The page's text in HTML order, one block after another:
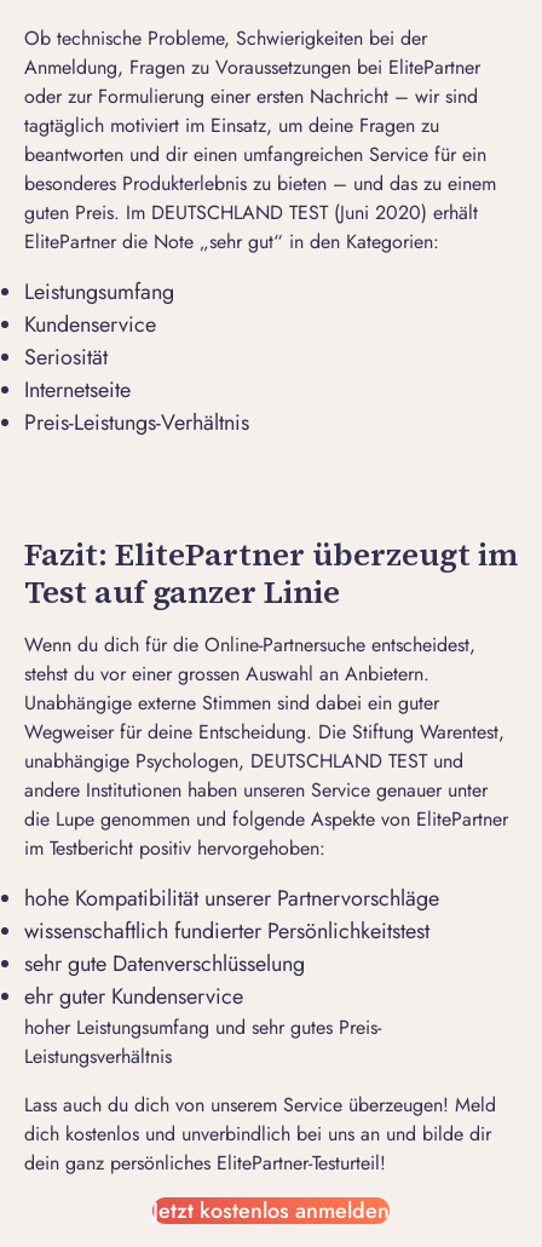
Ob technische Probleme, Schwierigkeiten bei der
Anmeldung, Fragen zu Voraussetzungen bei ElitePartner
oder zur Formulierung einer ersten Nachricht – wir sind
tagtäglich motiviert im Einsatz, um deine Fragen zu
beantworten und dir einen umfangreichen Service für ein
besonderes Produkterlebnis zu bieten – und das zu einem
guten Preis. Im DEUTSCHLAND TEST (Juni 2020) erhält
ElitePartner die Note „sehr gut“ in den Kategorien:
Leistungsumfang
Kundenservice
Seriosität
Internetseite
Preis-Leistungs-Verhältnis
Fazit: ElitePartner überzeugt im
Test auf ganzer Linie
Wenn du dich für die Online-Partnersuche entscheidest,
stehst du vor einer grossen Auswahl an Anbietern.
Unabhängige externe Stimmen sind dabei ein guter
Wegweiser für deine Entscheidung. Die Stiftung Warentest,
unabhängige Psychologen, DEUTSCHLAND TEST und
andere Institutionen haben unseren Service genauer unter
die Lupe genommen und folgende Aspekte von ElitePartner
im Testbericht positiv hervorgehoben:
hohe Kompatibilität unserer Partnervorschläge
wissenschaftlich fundierter Persönlichkeitstest
sehr gute Datenverschlüsselung
ehr guter Kundenservice
hoher Leistungsumfang und sehr gutes Preis-
Leistungsverhältnis
Lass auch du dich von unserem Service überzeugen! Meld
dich kostenlos und unverbindlich bei uns an und bilde dir
dein ganz persönliches ElitePartner-Testurteil!
Jetzt kostenlos anmelden